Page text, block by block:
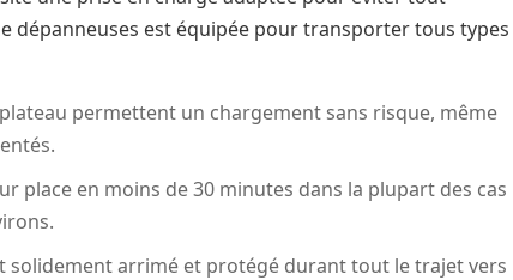
dépanneuses est équipée pour transporter tous types
permettent un chargement sans risque, même
place en moins de 30 minutes dans la plupart des cas
solidement arrimé et protégé durant tout le trajet vers